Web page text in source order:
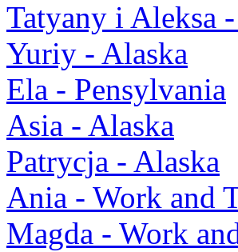
Tatyany i Aleksa
Yuriy - Alaska
Ela - Pensylvania
Asia - Alaska
Patrycja - Alaska
Ania - Work and
Magda - Work